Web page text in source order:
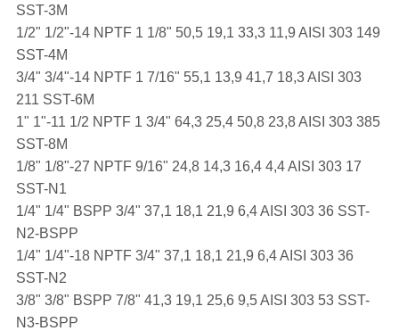
SST-3M
1/2" 1/2"-14 NPTF 1 1/8" 50,5 19,1 33,3 11,9 AISI 303 149
SST-4M
3/4" 3/4"-14 NPTF 1 7/16" 55,1 13,9 41,7 18,3 AISI 303
211 SST-6M
1" 1"-11 1/2 NPTF 1 3/4" 64,3 25,4 50,8 23,8 AISI 303 385
SST-8M
1/8" 1/8"-27 NPTF 9/16" 24,8 14,3 16,4 4,4 AISI 303 17
SST-N1
1/4" 1/4" BSPP 3/4" 37,1 18,1 21,9 6,4 AISI 303 36 SST-
N2-BSPP
1/4" 1/4"-18 NPTF 3/4" 37,1 18,1 21,9 6,4 AISI 303 36
SST-N2
3/8" 3/8" BSPP 7/8" 41,3 19,1 25,6 9,5 AISI 303 53 SST-
N3-BSPP